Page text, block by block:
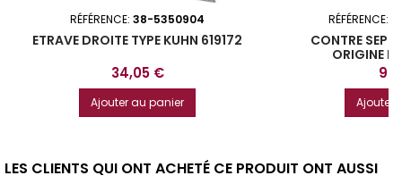
RÉFÉRENCE: 38-5350904
ETRAVE DROITE TYPE KUHN 619172
Prix
34,05 €
Ajouter au panier
RÉFÉRENCE:
CONTRE SEP
ORIGINE
Prix
Ajouter
LES CLIENTS QUI ONT ACHETÉ CE PRODUIT ONT AUSSI